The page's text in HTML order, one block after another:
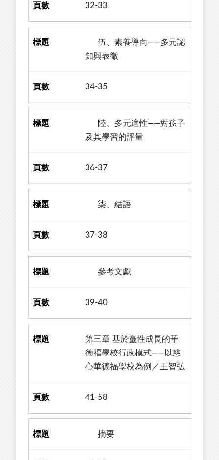
32-33
伍、素養導向——多元認
知與表徵
34-35
陸、多元適性——對孩子
及其學習的評量
36-37
柒、結語
37-38
參考文獻
39-40
第三章 基於靈性成長的華
德福學校行政模式——以慈
心華德福學校為例／王智弘
41-58
摘要